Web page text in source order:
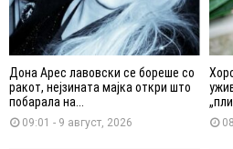
Дона Арес лавовски се бореше со
ракот, нејзината мајка откри што
побарала на...
09:01 - 9 август, 2026